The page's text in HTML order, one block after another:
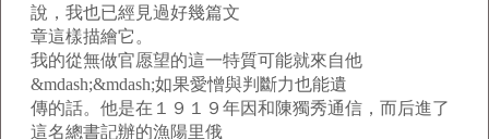
說，我也已經見過好幾篇文
章這樣描繪它。
我的從無做官愿望的這一特質可能就來自他
&mdash;&mdash;如果愛憎與判斷力也能遺
傳的話。他是在１９１９年因和陳獨秀通信，而后進了
這名總書記辦的漁陽里俄